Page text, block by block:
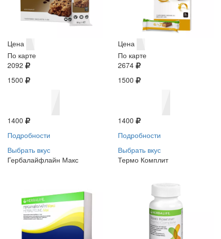
Цена
По карте
2092
1500
1400
Подробности
Выбрать вкус
Цена
По карте
2674
1500
1400
Подробности
Выбрать вкус
Гербалайфлайн Макс
Термо Комплит